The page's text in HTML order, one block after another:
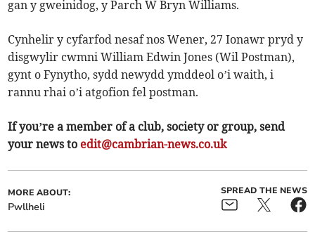
gan y gweinidog, y Parch W Bryn Williams.
Cynhelir y cyfarfod nesaf nos Wener, 27 Ionawr pryd y
disgwylir cwmni William Edwin Jones (Wil Postman),
gynt o Fynytho, sydd newydd ymddeol o’i waith, i
rannu rhai o’i atgofion fel postman.
If you’re a member of a club, society or group, send
your news to edit@cambrian-news.co.uk
MORE ABOUT:
Pwllheli
SPREAD THE NEWS